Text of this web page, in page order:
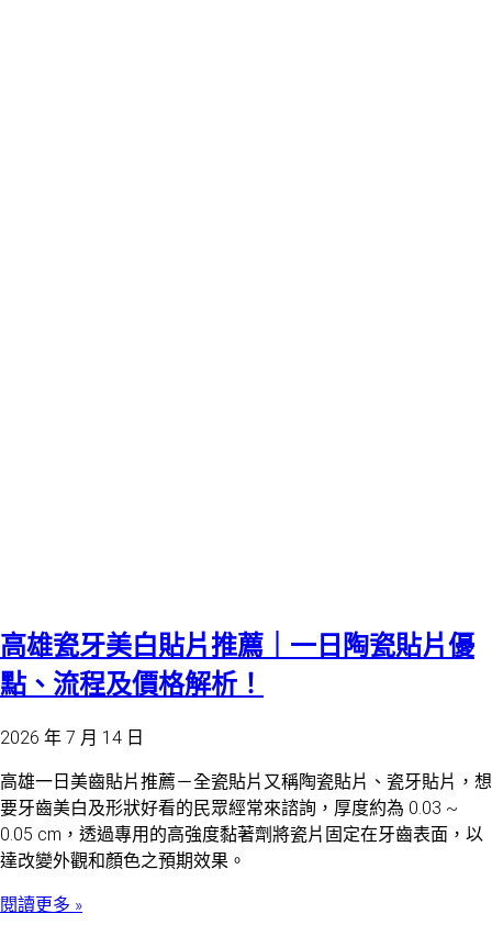
高雄瓷牙美白貼片推薦｜一日陶瓷貼片優
點、流程及價格解析！
2026 年 7 月 14 日
高雄一日美齒貼片推薦－全瓷貼片又稱陶瓷貼片、瓷牙貼片，想
要牙齒美白及形狀好看的民眾經常來諮詢，厚度約為 0.03 ~
0.05 cm，透過專用的高強度黏著劑將瓷片固定在牙齒表面，以
達改變外觀和顏色之預期效果。
閱讀更多 »